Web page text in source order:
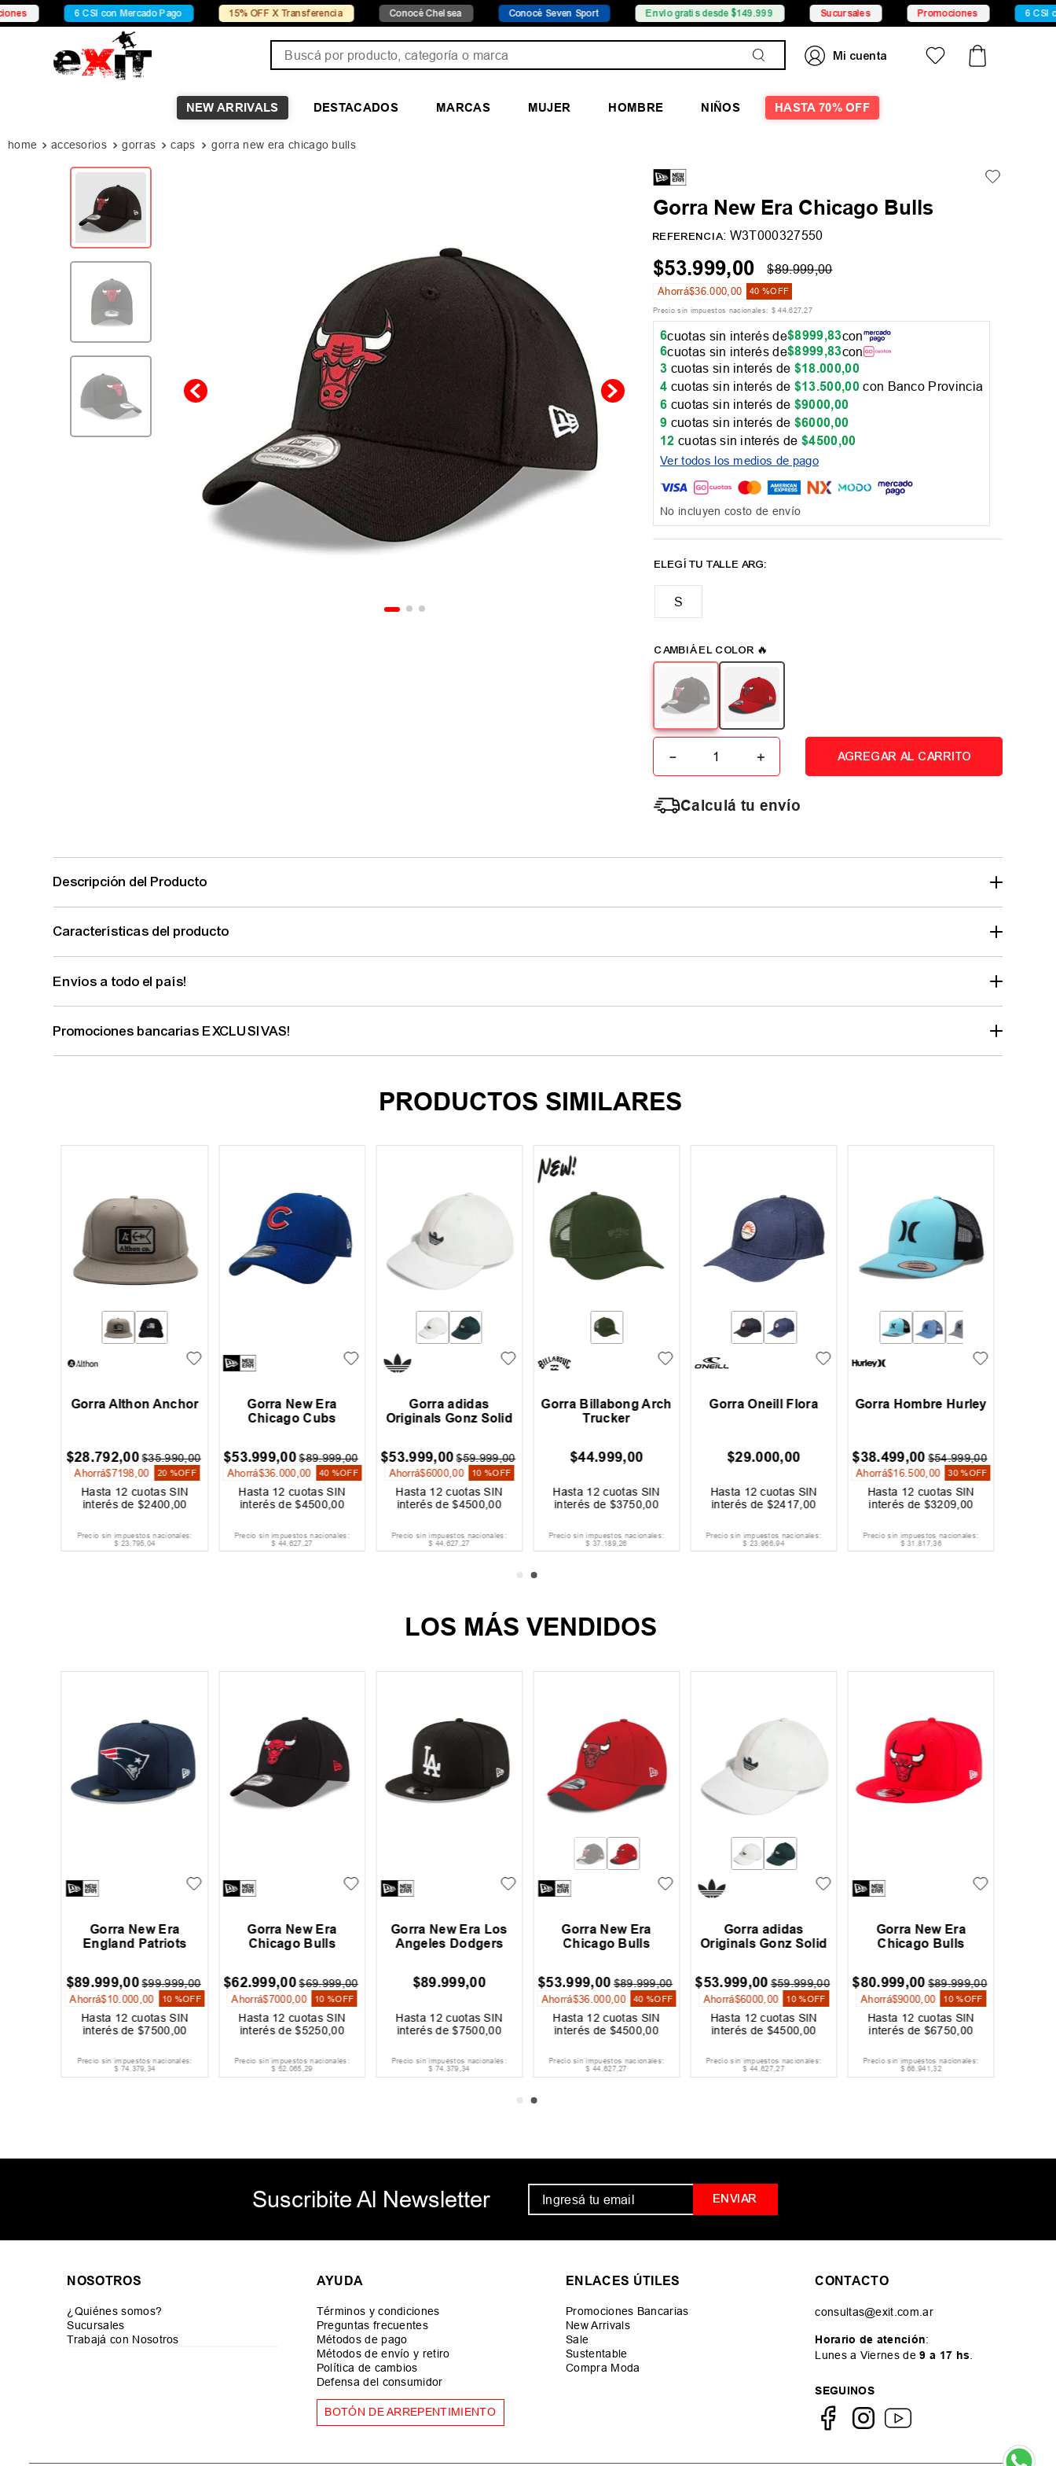
6 CSI con Mercado Pago 15% OFF X Transferencia Conocé Chelsea Conocé Seven Sport Envío gratis desde $149.999 Sucursales Promociones 6 CSI con
NEW ARRIVALS DESTACADOS MARCAS MUJER HOMBRE NIÑOS HASTA 70% OFF
accesorios gorras caps gorra new era chicago bulls
Gorra New Era Chicago Bulls
REFERENCIA: W3T000327550
$53.999,00 $89.999,00
Ahorrá$36.000,00 40 %OFF
Precio sin impuestos nacionales: $ 44.627,27
6cuotas sin interés de$8999,83con
6cuotas sin interés de$8999,83con
3 cuotas sin interés de $18.000,00
4 cuotas sin interés de $13.500,00 con Banco Provincia
6 cuotas sin interés de $9000,00
9 cuotas sin interés de $6000,00
12 cuotas sin interés de$4500,00
Ver todos los medios de pago
No incluyen costo de envío
＋
－ AGREGAR AL CARRITO
Calculá tu envío
Descripción del Producto
Características del producto
Envíos a todo el país!
Promociones bancarias EXCLUSIVAS!
PRODUCTOS SIMILARES
Gorra Althon Anchor
$28.792,00 $35.990,00
Ahorrá$7198 ,00 20 %OFF
Hasta 12 cuotas SIN
interés de$2400 ,00
Precio sin impuestos nacionales:
$ 23.795,04
Gorra New Era
Chicago Cubs
$53.999,00 $89.999,00
Ahorrá$36.000 ,00 40 %OFF
Hasta 12 cuotas SIN
interés de$4500 ,00
Precio sin impuestos nacionales:
$ 44.627,27
Gorra adidas
Originals Gonz Solid
$53.999,00 $59.999,00
Ahorrá$6000,00 10 %OFF
Hasta 12 cuotas SIN
interés de$4500 ,00
Precio sin impuestos nacionales:
$ 44.627,27
Gorra Billabong Arch
Trucker
$44.999,00
Hasta 12 cuotas SIN
interés de $3750 ,00
Precio sin impuestos nacionales:
$ 37.189,26
Gorra Oneill Flora
$29.000,00
Hasta 12 cuotas SIN
interés de$2417 00
Precio sin impuestos nacionales:
$ 23.966,94
Gorra Hombre Hurley
$38.499,00 $54.999,00
Ahorrá$16.500, 00 30 %OFF
Hasta 12 cuotas SIN
interés de$3209 ,00
Precio sin impuestos nacionales:
$ 31 .817,36
LOS MÁS VENDIDOS
Gorra New Era
England Patriots
$89.999,00 $99.999,00
Ahorrá$10.000 ,00 10 %OFF
Hasta 12 cuotas SIN
interés de$7500 ,00
Precio sin impuestos nacionales:
$ 74.379,34
Gorra New Era
Chicago Bulls
$62.999,00 $69.999,00
Ahorrá$7000,00 10 %OFF
Hasta 12 cuotas SIN
interés de$5250 ,00
Precio sin impuestos nacionales:
$ 52.065,29
Gorra New Era Los
Angeles Dodgers
$89.999,00
Hasta 12 cuotas SIN
interés de$7500 ,00
Precio sin impuestos nacionales:
$ 74.379,34
Gorra New Era
Chicago Bulls
$53.999,00 $89.999,00
Ahorrá$36 .000,00 40 %OFF
Hasta 12 cuotas SIN
interés de $4500 ,00
Precio sin impuestos nacionales:
$ 44.627,27
Gorra adidas
Originals Gonz Solid
$53.999,00 $59.999,00
Ahorrá$6000,00 10 %OFF
Hasta 12 cuotas SIN
interés de$4500 00
Precio sin impuestos nacionales:
$ 44.627,27
Gorra New Era
Chicago Bulls
$80.999,00 $89.999,00
Ahorrá$9000,00 10 %OFF
Hasta 12 cuotas SIN
interés de$6750 ,00
Precio sin impuestos nacionales:
$ 66.941,32
Suscribite Al Newsletter ENVIAR
NOSOTROS
¿Quiénes somos?
Sucursales
Trabajá con Nosotros
AYUDA
Términos y condiciones
Preguntas frecuentes
Métodos de pago
Métodos de envío y retiro
Política de cambios
Defensa del consumidor
BOTÓN DE ARREPENTIMIENTO
ENLACES ÚTILES
Promociones Bancarias
New Arrivals
Sale
Sustentable
Compra Moda
CONTACTO
consultas@exit.com.ar
Horario de atención:
Lunes a Viernes de9 a 17 hs
SEGUINOS